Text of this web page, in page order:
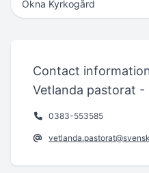
Ökna Kyrkogård
Contact
Vetlanda pastorat -
0383-553585